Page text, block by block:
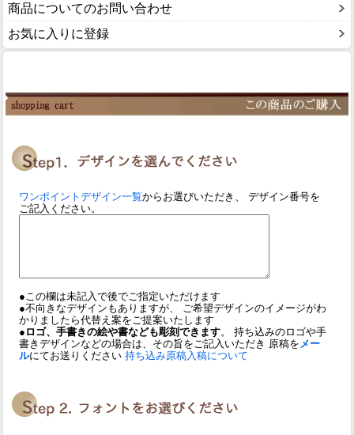
商品についてのお問い合わせ
お気に入りに登録
ワンポイントデザイン一覧からお選びいただき、 デザイン番号を
ご記入ください。
●この欄は未記入で後でご指定いただけます
●不向きなデザインもありますが、 ご希望デザインのイメージがわ
かりましたら代替え案をご提案いたします
●ロゴ、手書きの絵や書なども彫刻できます。 持ち込みのロゴや手
書きデザインなどの場合は、その旨をご記入いただき 原稿を メー
ルにてお送りください 持ち込み原稿入稿について